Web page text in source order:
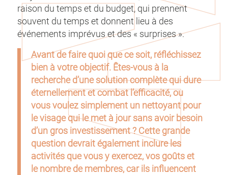
raison du temps et du budget, qui prennent
souvent du temps et donnent lieu à des
événements imprévus et des « surprises ».
Avant de faire quoi que ce soit, réfléchissez
bien à votre objectif. Êtes-vous à la
recherche d’une solution complète qui dure
éternellement et combat l’efficacité, ou
vous voulez simplement un nettoyant pour
le visage qui le met à jour sans avoir besoin
d’un gros investissement ? Cette grande
question devrait également inclure les
activités que vous y exercez, vos goûts et
le nombre de membres, car ils influencent